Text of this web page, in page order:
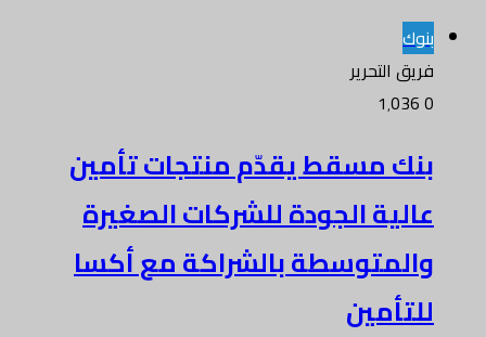
بنوك
فريق التحرير
0
بنك مسقط يقدّم منتجات تأمين
عالية الجودة للشركات الصغيرة
والمتوسطة بالشراكة مع أكسا
للتأمين